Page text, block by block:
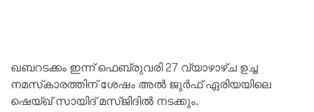
ഖബറടക്കം ഇന്ന് ഫെബ്രുവരി 27 വ്യാഴാഴ്ച ഉച്ച
നമസ്‌കാരത്തിന് ശേഷം അൽ ജുർഫ് ഏരിയയിലെ
ഷെയ്ഖ് സായിദ് മസ്ജിദിൽ നടക്കും.